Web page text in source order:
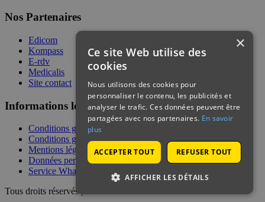
Nos Partenaires
Edicom
Kompass
E-rdv
Medicalis
Site contact
Informations légales
Conditions générales de services
Conditions générales de vente
Mentions légales
Données personnelles
Service WhatsApp
Tous droits réservés | © Telecontact 2026
×
Ce site Web utilise des
cookies
Nous utilisons des cookies pour
personnaliser le contenu, les publicités et
analyser le trafic. Ces données peuvent être
partagées avec nos partenaires. En savoir
plus
ACCEPTER TOUT REFUSER TOUT
AFFICHER LES DÉTAILS